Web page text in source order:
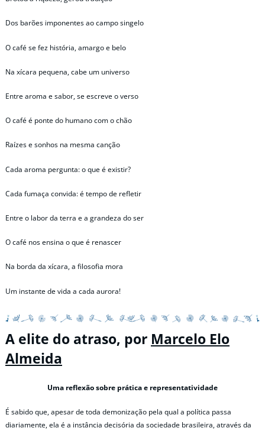
Dos barões imponentes ao campo singelo
O café se fez história, amargo e belo
Na xícara pequena, cabe um universo
Entre aroma e sabor, se escreve o verso
O café é ponte do humano com o chão
Raízes e sonhos na mesma canção
Cada aroma pergunta: o que é existir?
Cada fumaça convida: é tempo de refletir
Entre o labor da terra e a grandeza do ser
O café nos ensina o que é renascer
Na borda da xícara, a filosofia mora
Um instante de vida a cada aurora!
A elite do atraso, por Marcelo Elo
Almeida
Uma reflexão sobre prática e representatividade
É sabido que, apesar de toda demonização pela qual a política passa
diariamente, ela é a instância decisória da sociedade brasileira, através da